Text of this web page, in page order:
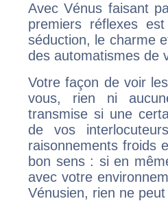
Avec Vénus faisant
premiers réflexes
séduction, le charme
des automatismes de
Votre façon de voir
vous, rien ni
transmise si une
de vos
raisonnements froids
bon sens : si en
avec votre
Vénusien, rien ne